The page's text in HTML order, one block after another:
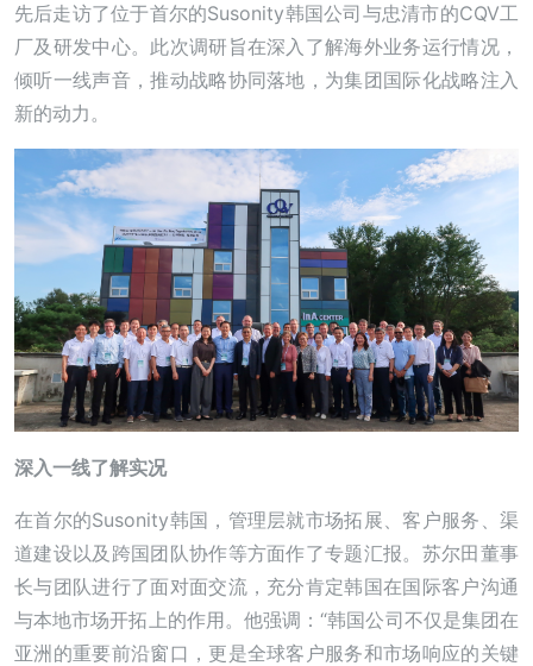
先后走访了位于首尔的Susonity韩国公司与忠清市的CQV工
厂及研发中心。此次调研旨在深入了解海外业务运行情况，
倾听一线声音，推动战略协同落地，为集团国际化战略注入
新的动力。
深入一线了解实况
在首尔的Susonity韩国，管理层就市场拓展、客户服务、渠
道建设以及跨国团队协作等方面作了专题汇报。苏尔田董事
长与团队进行了面对面交流，充分肯定韩国在国际客户沟通
与本地市场开拓上的作用。他强调：“韩国公司不仅是集团在
亚洲的重要前沿窗口，更是全球客户服务和市场响应的关键